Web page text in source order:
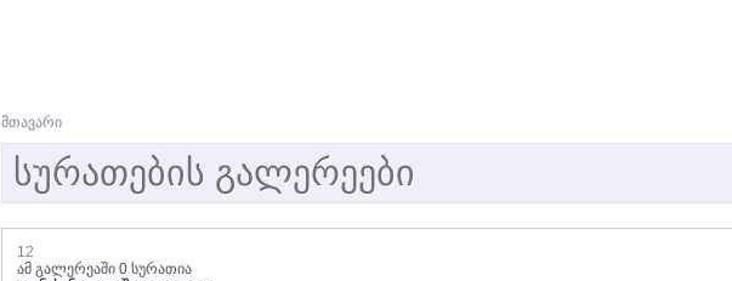
მთავარი
სურათების გალერეები
12
ამ გალერეაში 0 სურათია